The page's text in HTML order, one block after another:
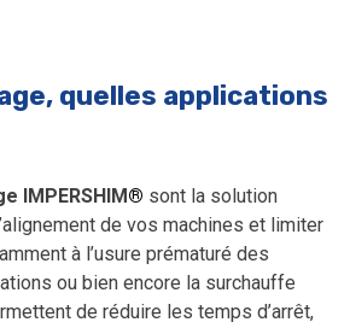
quelles applications
IMPERSHIM ® sont la solution
de vos machines et limiter
à l’usure prématuré des
ou bien encore la surchauffe
de réduire les temps d’arrêt,